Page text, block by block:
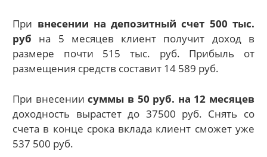
При внесении на депозитный счет 500 тыс.
руб на 5 месяцев клиент получит доход в
размере почти 515 тыс. руб. Прибыль от
размещения средств составит 14 589 руб.
При внесениисуммы в 50 руб. на 12 месяцев
доходность вырастет до 37500 руб. Снять со
счета в конце срока вклада клиент сможет уже
537 500 руб.